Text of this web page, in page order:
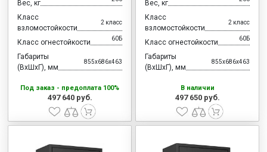
МЕБЕЛЬ ДЛЯ ДОМА
СТАЛЬНЫЕ ДВЕРИ
Вес, кг
Класс
взломостойкости
2 класс
Класс огнестойкости 60Б
Габариты
(ВхШхГ), мм
855x686x463
Под заказ - предоплата 100%
497 640 руб.
Вес, кг
Класс
взломостойкости
2 класс
Класс огнестойкости 60Б
Габариты
(ВхШхГ), мм
855x686x463
В наличии
497 650 руб.